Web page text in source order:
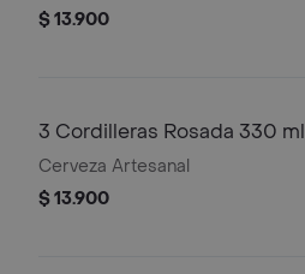
$ 13.900
3 Cordilleras Rosada 330 ml
Cerveza Artesanal
$ 13.900